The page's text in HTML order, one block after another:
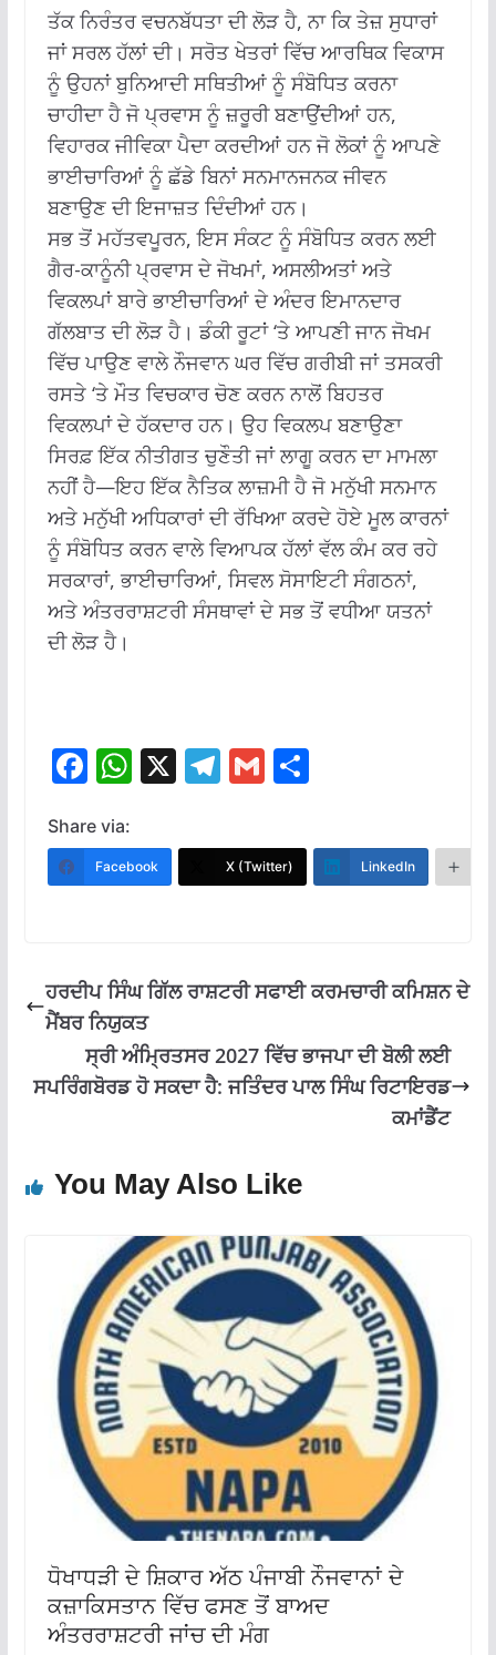
ਤੱਕ ਨਿਰੰਤਰ ਵਚਨਬੱਧਤਾ ਦੀ ਲੋੜ ਹੈ, ਨਾ ਕਿ ਤੇਜ਼ ਸੁਧਾਰਾਂ
ਜਾਂ ਸਰਲ ਹੱਲਾਂ ਦੀ। ਸਰੋਤ ਖੇਤਰਾਂ ਵਿੱਚ ਆਰਥਿਕ ਵਿਕਾਸ
ਨੂੰ ਉਹਨਾਂ ਬੁਨਿਆਦੀ ਸਥਿਤੀਆਂ ਨੂੰ ਸੰਬੋਧਿਤ ਕਰਨਾ
ਚਾਹੀਦਾ ਹੈ ਜੋ ਪ੍ਰਵਾਸ ਨੂੰ ਜ਼ਰੂਰੀ ਬਣਾਉਂਦੀਆਂ ਹਨ,
ਵਿਹਾਰਕ ਜੀਵਿਕਾ ਪੈਦਾ ਕਰਦੀਆਂ ਹਨ ਜੋ ਲੋਕਾਂ ਨੂੰ ਆਪਣੇ
ਭਾਈਚਾਰਿਆਂ ਨੂੰ ਛੱਡੇ ਬਿਨਾਂ ਸਨਮਾਨਜਨਕ ਜੀਵਨ
ਬਣਾਉਣ ਦੀ ਇਜਾਜ਼ਤ ਦਿੰਦੀਆਂ ਹਨ।
ਸਭ ਤੋਂ ਮਹੱਤਵਪੂਰਨ, ਇਸ ਸੰਕਟ ਨੂੰ ਸੰਬੋਧਿਤ ਕਰਨ ਲਈ
ਗੈਰ-ਕਾਨੂੰਨੀ ਪ੍ਰਵਾਸ ਦੇ ਜੋਖਮਾਂ, ਅਸਲੀਅਤਾਂ ਅਤੇ
ਵਿਕਲਪਾਂ ਬਾਰੇ ਭਾਈਚਾਰਿਆਂ ਦੇ ਅੰਦਰ ਇਮਾਨਦਾਰ
ਗੱਲਬਾਤ ਦੀ ਲੋੜ ਹੈ। ਡੰਕੀ ਰੂਟਾਂ ‘ਤੇ ਆਪਣੀ ਜਾਨ ਜੋਖਮ
ਵਿੱਚ ਪਾਉਣ ਵਾਲੇ ਨੌਜਵਾਨ ਘਰ ਵਿੱਚ ਗਰੀਬੀ ਜਾਂ ਤਸਕਰੀ
ਰਸਤੇ ‘ਤੇ ਮੌਤ ਵਿਚਕਾਰ ਚੋਣ ਕਰਨ ਨਾਲੋਂ ਬਿਹਤਰ
ਵਿਕਲਪਾਂ ਦੇ ਹੱਕਦਾਰ ਹਨ। ਉਹ ਵਿਕਲਪ ਬਣਾਉਣਾ
ਸਿਰਫ਼ ਇੱਕ ਨੀਤੀਗਤ ਚੁਣੌਤੀ ਜਾਂ ਲਾਗੂ ਕਰਨ ਦਾ ਮਾਮਲਾ
ਨਹੀਂ ਹੈ—ਇਹ ਇੱਕ ਨੈਤਿਕ ਲਾਜ਼ਮੀ ਹੈ ਜੋ ਮਨੁੱਖੀ ਸਨਮਾਨ
ਅਤੇ ਮਨੁੱਖੀ ਅਧਿਕਾਰਾਂ ਦੀ ਰੱਖਿਆ ਕਰਦੇ ਹੋਏ ਮੂਲ ਕਾਰਨਾਂ
ਨੂੰ ਸੰਬੋਧਿਤ ਕਰਨ ਵਾਲੇ ਵਿਆਪਕ ਹੱਲਾਂ ਵੱਲ ਕੰਮ ਕਰ ਰਹੇ
ਸਰਕਾਰਾਂ, ਭਾਈਚਾਰਿਆਂ, ਸਿਵਲ ਸੋਸਾਇਟੀ ਸੰਗਠਨਾਂ,
ਅਤੇ ਅੰਤਰਰਾਸ਼ਟਰੀ ਸੰਸਥਾਵਾਂ ਦੇ ਸਭ ਤੋਂ ਵਧੀਆ ਯਤਨਾਂ
ਦੀ ਲੋੜ ਹੈ।
F
e
b
k
W
at
s
p
X T
e
gr
G
ai
l
S
ar
e
Share via:
Facebook X (Twitter) LinkedIn
ਹਰਦੀਪ ਸਿੰਘ ਗਿੱਲ ਰਾਸ਼ਟਰੀ ਸਫਾਈ ਕਰਮਚਾਰੀ ਕਮਿਸ਼ਨ ਦੇ
ਮੈਂਬਰ ਨਿਯੁਕਤ
ਸ੍ਰੀ ਅੰਮ੍ਰਿਤਸਰ 2027 ਵਿੱਚ ਭਾਜਪਾ ਦੀ ਬੋਲੀ ਲਈ
ਸਪਰਿੰਗਬੋਰਡ ਹੋ ਸਕਦਾ ਹੈ: ਜਤਿੰਦਰ ਪਾਲ ਸਿੰਘ ਰਿਟਾਇਰਡ
ਕਮਾਂਡੈਂਟ
You May Also Like
ਧੋਖਾਧੜੀ ਦੇ ਸ਼ਿਕਾਰ ਅੱਠ ਪੰਜਾਬੀ ਨੌਜਵਾਨਾਂ ਦੇ
ਕਜ਼ਾਕਿਸਤਾਨ ਵਿੱਚ ਫਸਣ ਤੋਂ ਬਾਅਦ
ਅੰਤਰਰਾਸ਼ਟਰੀ ਜਾਂਚ ਦੀ ਮੰਗ